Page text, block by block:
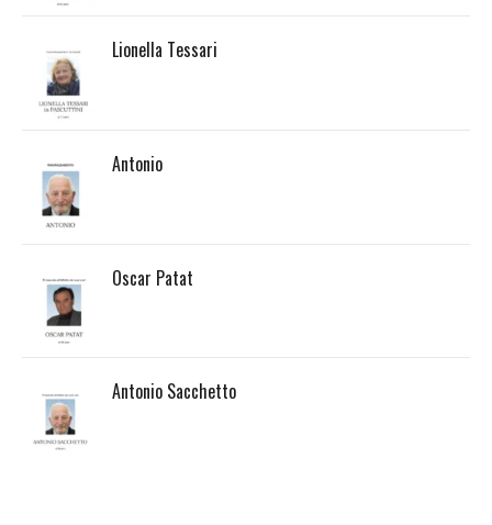
Lionella Tessari
Antonio
Oscar Patat
Antonio Sacchetto